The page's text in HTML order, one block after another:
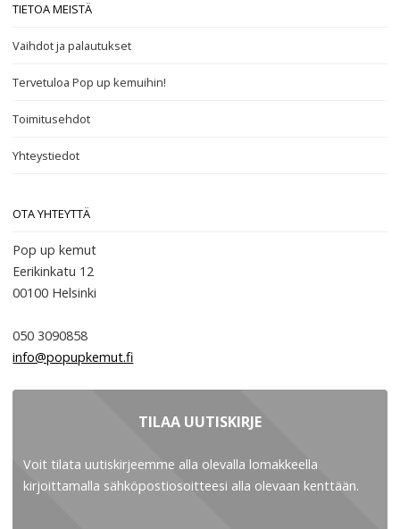
TIETOA MEISTÄ
Vaihdot ja palautukset
Tervetuloa Pop up kemuihin!
Toimitusehdot
Yhteystiedot
OTA YHTEYTTÄ
Pop up kemut
Eerikinkatu 12
00100 Helsinki
050 3090858
info@popupkemut.fi
TILAA UUTISKIRJE
Voit tilata uutiskirjeemme alla olevalla lomakkeella
kirjoittamalla sähköpostiosoitteesi alla olevaan kenttään.